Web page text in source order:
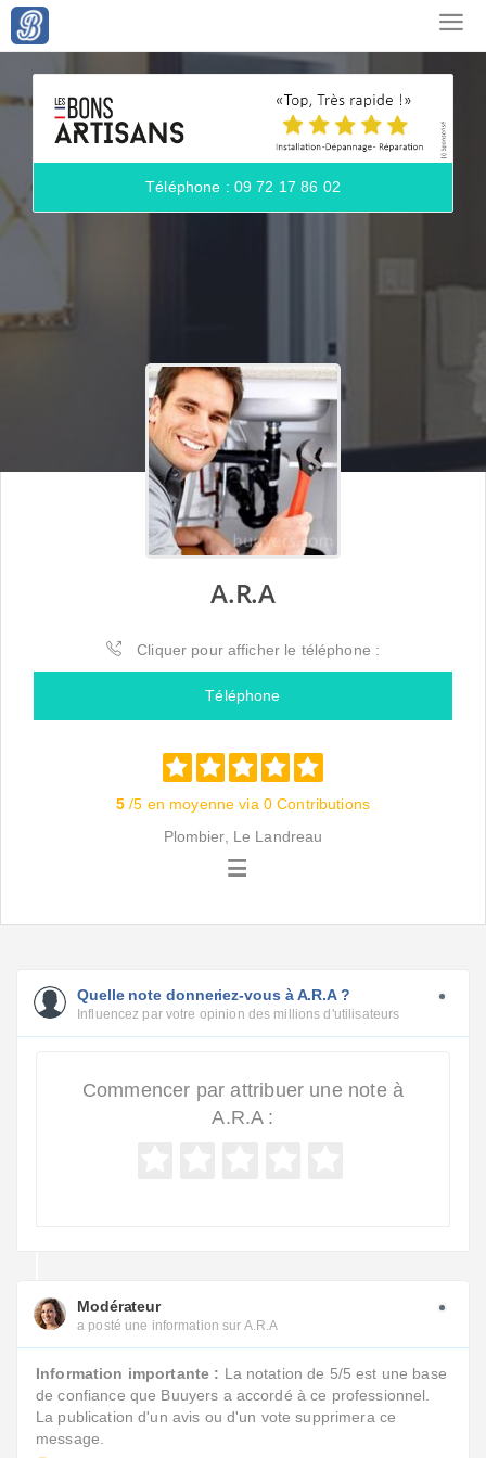
Téléphone : 09 72 17 86 02
A.R.A
Cliquer pour afficher le téléphone :
Téléphone
5 /5 en moyenne via 0 Contributions
Plombier, Le Landreau
Quelle note donneriez-vous à A.R.A ?
Influencez par votre opinion des millions d'utilisateurs
Commencer par attribuer une note à
A.R.A :
Modérateur
a posté une information sur A.R.A
Information importante : La notation de 5/5 est une base
de confiance que Buuyers a accordé à ce professionnel.
La publication d'un avis ou d'un vote supprimera ce
message.